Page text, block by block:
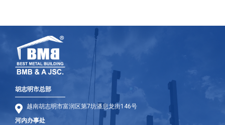
胡志明市总部
越南胡志明市富润区第7坊潘息龙街146号
河内办事处